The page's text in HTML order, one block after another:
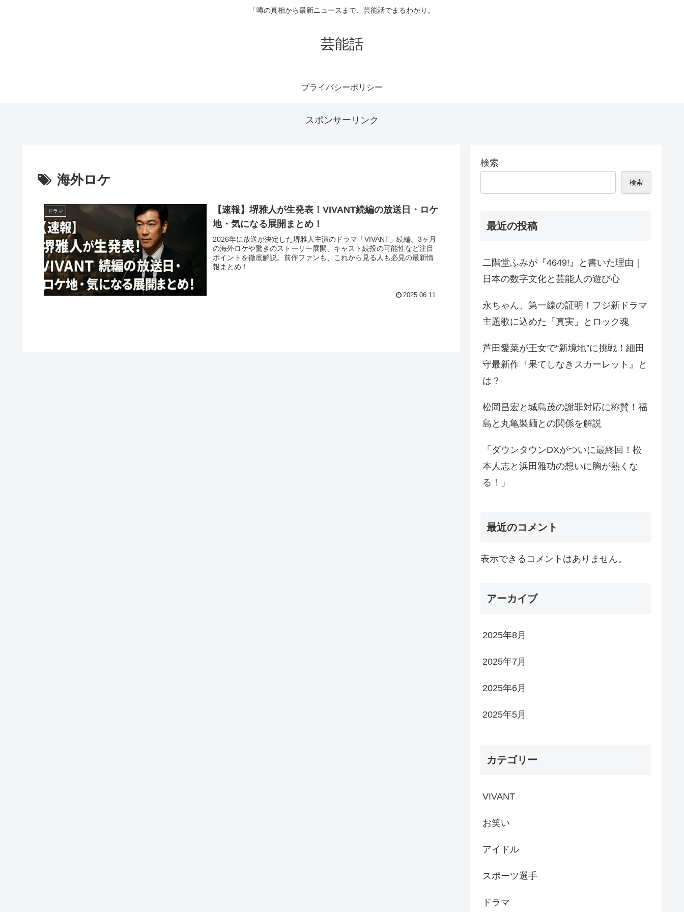
「噂の真相から最新ニュースまで、芸能話でまるわかり。
芸能話
プライバシーポリシー
スポンサーリンク
海外ロケ
ドラマ
【速報】堺雅人が生発表！VIVANT続編の放送日・ロケ
地・気になる展開まとめ！
2026年に放送が決定した堺雅人主演のドラマ「VIVANT」続編。3ヶ月
の海外ロケや驚きのストーリー展開、キャスト続投の可能性など注目
ポイントを徹底解説。前作ファンも、これから見る人も必見の最新情
報まとめ！
2025.06.11
検索
検索
最近の投稿
二階堂ふみが『4649!』と書いた理由｜
日本の数字文化と芸能人の遊び心
永ちゃん、第一線の証明！フジ新ドラマ
主題歌に込めた「真実」とロック魂
芦田愛菜が王女で“新境地”に挑戦！細田
守最新作『果てしなきスカーレット』と
は？
松岡昌宏と城島茂の謝罪対応に称賛！福
島と丸亀製麺との関係を解説
「ダウンタウンDXがついに最終回！松
本人志と浜田雅功の想いに胸が熱くな
る！」
最近のコメント
表示できるコメントはありません。
アーカイブ
2025年8月
2025年7月
2025年6月
2025年5月
カテゴリー
VIVANT
お笑い
アイドル
スポーツ選手
ドラマ